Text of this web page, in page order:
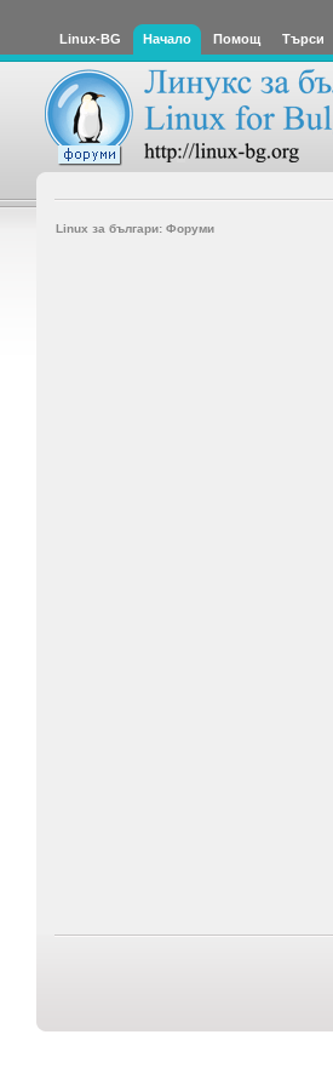
Linux-BG Начало Помощ Търси
Linux за българи: Форуми